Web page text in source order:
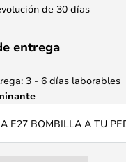
de 30 días
entrega
3 - 6 días laborables
E27 BOMBILLA A TU